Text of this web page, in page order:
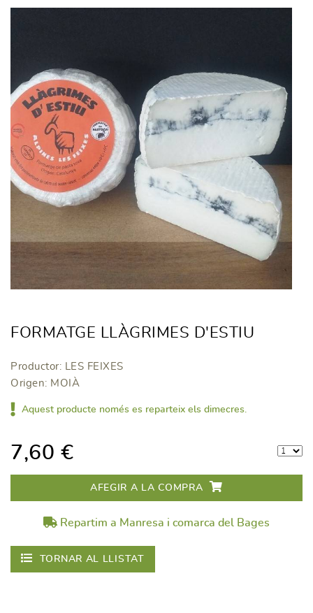
FORMATGE LLÀGRIMES D'ESTIU
Productor: LES FEIXES
Origen: MOIÀ
Aquest producte només es reparteix els dimecres.
7,60 €
AFEGIR A LA COMPRA
Repartim a Manresa i comarca del Bages
TORNAR AL LLISTAT